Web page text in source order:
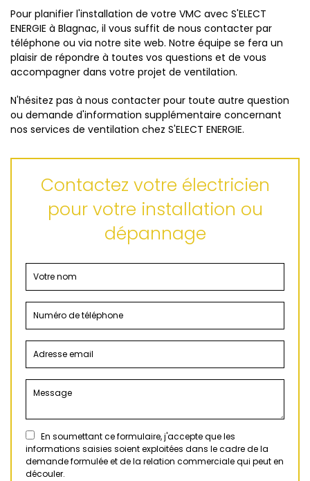
Pour planifier l'installation de votre VMC avec S'ELECT
ENERGIE à Blagnac, il vous suffit de nous contacter par
téléphone ou via notre site web. Notre équipe se fera un
plaisir de répondre à toutes vos questions et de vous
accompagner dans votre projet de ventilation.
N'hésitez pas à nous contacter pour toute autre question
ou demande d'information supplémentaire concernant
nos services de ventilation chez S'ELECT ENERGIE.
Contactez votre électricien
pour votre installation ou
dépannage
En soumettant ce formulaire, j'accepte que les
informations saisies soient exploitées dans le cadre de la
demande formulée et de la relation commerciale qui peut en
découler.